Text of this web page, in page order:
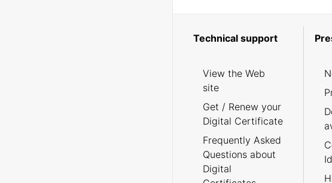
Technical support
View the Web
site
Get / Renew your
Digital Certificate
Frequently Asked
Questions about
Digital